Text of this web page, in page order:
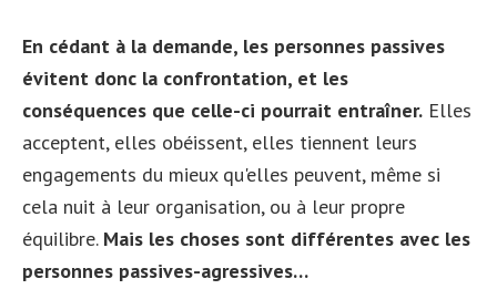
En cédant à la demande, les personnes passives
évitent donc la confrontation, et les
conséquences que celle-ci pourrait entraîner. Elles
acceptent, elles obéissent, elles tiennent leurs
engagements du mieux qu'elles peuvent, même si
cela nuit à leur organisation, ou à leur propre
équilibre. Mais les choses sont différentes avec les
personnes passives-agressives…